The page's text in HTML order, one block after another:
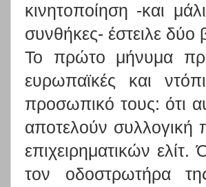
κινητοποίηση -και
συνθήκες- έστειλε
Το πρώτο μήνυμα
ευρωπαϊκές και
προσωπικό τους: ότι
αποτελούν συλλογική
επιχειρηματικών
τον οδοστρωτήρα